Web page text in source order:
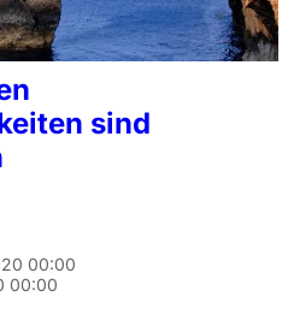
sind
00:00
00:00